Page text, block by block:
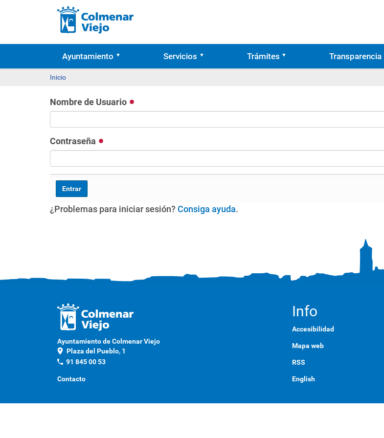
Ayuntamiento Servicios Trámites Transparencia
Inicio
Nombre de Usuario
Contraseña
¿Problemas para iniciar sesión? Consiga ayuda.
Ayuntamiento de Colmenar Viejo
location_on Plaza del Pueblo, 1
phone 91 845 00 53
Contacto
Info
Accesibilidad
Mapa web
RSS
English